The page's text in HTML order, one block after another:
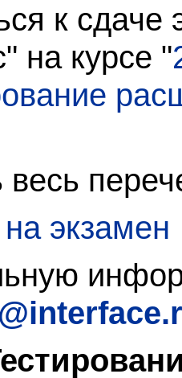
к
на курсе "
весь
экзамен